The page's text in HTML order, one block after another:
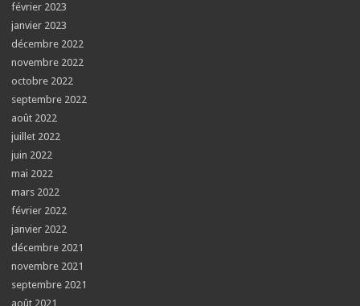
février 2023
janvier 2023
décembre 2022
novembre 2022
octobre 2022
septembre 2022
août 2022
juillet 2022
juin 2022
mai 2022
mars 2022
février 2022
janvier 2022
décembre 2021
novembre 2021
septembre 2021
août 2021